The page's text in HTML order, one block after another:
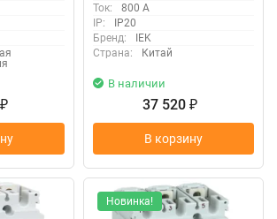
₽
Ток:
800 А
IP:
IP20
Бренд:
IEK
Страна:
Китай
В наличии
37 520 ₽
В корзину
Новинка!